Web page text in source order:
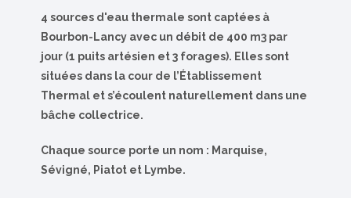
4 sources d'eau thermale sont captées à
Bourbon-Lancy avec un débit de 400 m3 par
jour (1 puits artésien et 3 forages). Elles sont
situées dans la cour de l’Établissement
Thermal et s’écoulent naturellement dans une
bâche collectrice.
Chaque source porte un nom : Marquise,
Sévigné, Piatot et Lymbe.